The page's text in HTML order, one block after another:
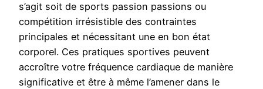
s’agit soit de sports passion passions ou
compétition irrésistible des contraintes
principales et nécessitant une en bon état
corporel. Ces pratiques sportives peuvent
accroître votre fréquence cardiaque de manière
significative et être à même l’amener dans le